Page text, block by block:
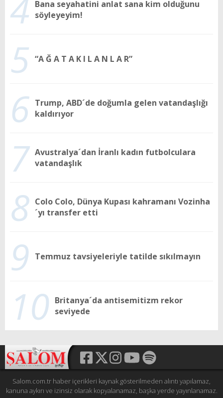
Bana seyahatini anlat sana kim olduğunu
söyleyeyim!
5 “A Ğ A T A K I L A N L A R”
6 Trump, ABD´de doğumla gelen vatandaşlığı
kaldırıyor
7 Avustralya´dan İranlı kadın futbolculara
vatandaşlık
8 Colo Colo, Dünya Kupası kahramanı Vozinha
´yı transfer etti
9 Temmuz tavsiyeleriyle tatilde sıkılmayın
10 Britanya´da antisemitizm rekor
seviyede
Salom.com.tr haber içerikleri kaynak gösterilmeden alıntı yapılamaz,
kanuna aykırı ve izinsiz olarak kopyalanamaz, başka yerde yayınlanamaz.